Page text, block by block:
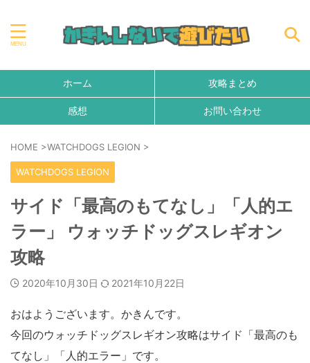
ホーム 攻略まとめ
感想 お問い合わせ
HOME >WATCHDOGS LEGION >
WATCHDOGS LEGION
サイド「最高のもてなし」「人的エ
ラー」 ウォッチドッグスレギオン
攻略
2020年10月30日 2021年10月22日
おはようございます。かきんです。
今回のウォッチドッグスレギオン攻略はサイド「最高のも
てなし」「人的エラー」です。